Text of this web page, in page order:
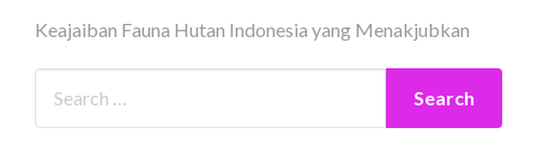
Keajaiban Fauna Hutan Indonesia yang Menakjubkan